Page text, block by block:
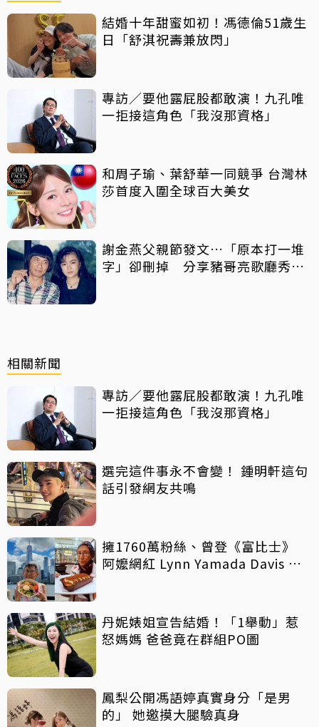
結婚十年甜蜜如初！馮德倫51歲生
日「舒淇祝壽兼放閃」
專訪／要他露屁股都敢演！九孔唯
一拒接這角色「我沒那資格」
和周子瑜、葉舒華一同競爭 台灣林
莎首度入圍全球百大美女
謝金燕父親節發文…「原本打一堆
字」卻刪掉 分享豬哥亮歌廳秀歌
相關新聞
專訪／要他露屁股都敢演！九孔唯
一拒接這角色「我沒那資格」
選完這件事永不會變！ 鍾明軒這句
話引發網友共鳴
擁1760萬粉絲、曾登《富比士》
阿嬤網紅 Lynn Yamada Davis 驚
丹妮婊姐宣告結婚！「1舉動」惹
怒媽媽 爸爸竟在群組PO圖
鳳梨公開馮語婷真實身分「是男
的」 她邀摸大腿驗真身